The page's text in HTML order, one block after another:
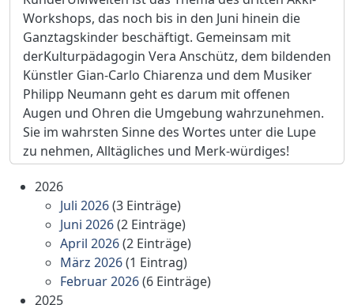
Workshops, das noch bis in den Juni hinein die
Ganztagskinder beschäftigt. Gemeinsam mit
derKulturpädagogin Vera Anschütz, dem bildenden
Künstler Gian-Carlo Chiarenza und dem Musiker
Philipp Neumann geht es darum mit offenen
Augen und Ohren die Umgebung wahrzunehmen.
Sie im wahrsten Sinne des Wortes unter die Lupe
zu nehmen, Alltägliches und Merk-würdiges!
2026
Juli 2026(3 Einträge)
Juni 2026(2 Einträge)
April 2026(2 Einträge)
März 2026(1 Eintrag)
Februar 2026(6 Einträge)
2025